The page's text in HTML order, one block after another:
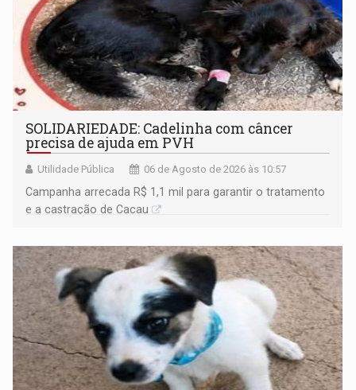
SOLIDARIEDADE: Cadelinha com câncer
precisa de ajuda em PVH
Utilidade Pública 06 de Agosto de 2026 às 10:57
Campanha arrecada R$ 1,1 mil para garantir o tratamento
e a castração de Cacau